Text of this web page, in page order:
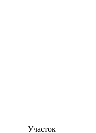
Участок